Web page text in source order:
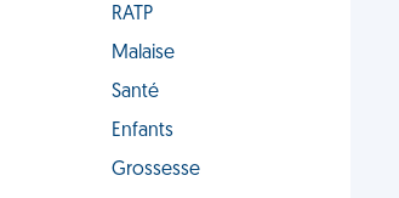
RATP
Malaise
Santé
Enfants
Grossesse